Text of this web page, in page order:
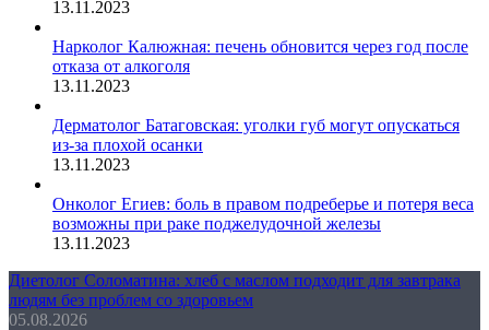
13.11.2023
Нарколог Калюжная: печень обновится через год после
отказа от алкоголя
13.11.2023
Дерматолог Батаговская: уголки губ могут опускаться
из-за плохой осанки
13.11.2023
Онколог Егиев: боль в правом подреберье и потеря веса
возможны при раке поджелудочной железы
13.11.2023
Диетолог Соломатина: хлеб с маслом подходит для завтрака
людям без проблем со здоровьем
05.08.2026